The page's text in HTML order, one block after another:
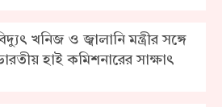
খনিজ ও জ্বালানি মন্ত্রীর সঙ্গে
হাই কমিশনারের সাক্ষাৎ